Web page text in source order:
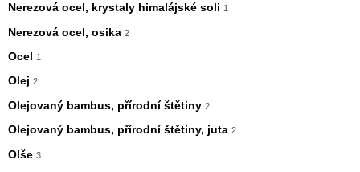
Nerezová ocel, krystaly himalájské soli 1
Nerezová ocel, osika 2
Ocel 1
Olej 2
Olejovaný bambus, přírodní štětiny 2
Olejovaný bambus, přírodní štětiny, juta 2
Olše 3